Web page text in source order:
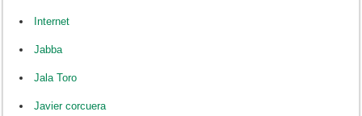
Internet
Jabba
Jala Toro
Javier corcuera